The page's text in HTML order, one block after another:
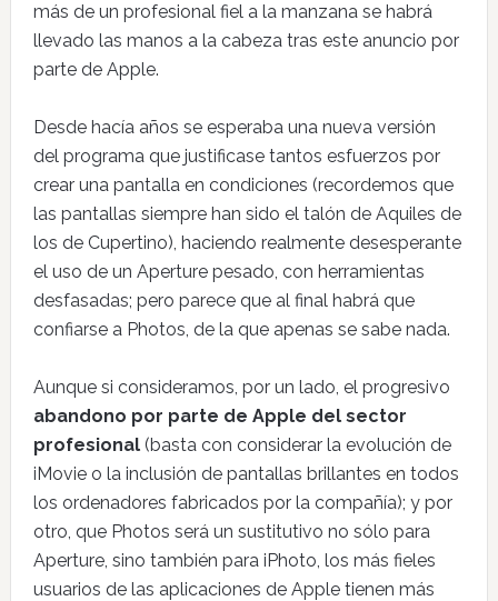
más de un profesional fiel a la manzana se habrá
llevado las manos a la cabeza tras este anuncio por
parte de Apple.
Desde hacía años se esperaba una nueva versión
del programa que justificase tantos esfuerzos por
crear una pantalla en condiciones (recordemos que
las pantallas siempre han sido el talón de Aquiles de
los de Cupertino), haciendo realmente desesperante
el uso de un Aperture pesado, con herramientas
desfasadas; pero parece que al final habrá que
confiarse a Photos, de la que apenas se sabe nada.
Aunque si consideramos, por un lado, el progresivo
abandono por parte de Apple del sector
profesional(basta con considerar la evolución de
iMovie o la inclusión de pantallas brillantes en todos
los ordenadores fabricados por la compañía); y por
otro, que Photos será un sustitutivo no sólo para
Aperture, sino también para iPhoto, los más fieles
usuarios de las aplicaciones de Apple tienen más